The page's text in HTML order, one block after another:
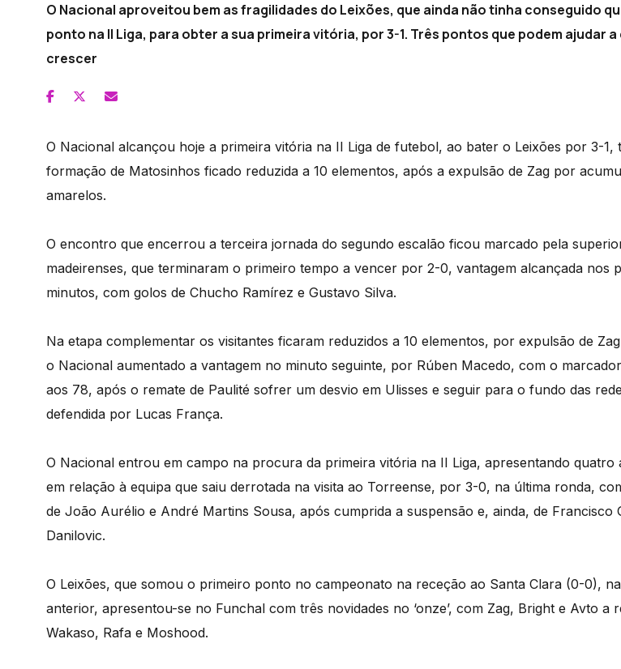
O Nacional aproveitou bem as fragilidades do Leixões, que ainda não tinha conseguido
ponto na II Liga, para obter a sua primeira vitória, por 3-1. Três pontos que podem ajudar a
crescer
O Nacional alcançou hoje a primeira vitória na II Liga de futebol, ao bater o Leixões por 3-1,
formação de Matosinhos ficado reduzida a 10 elementos, após a expulsão de Zag por
amarelos.
O encontro que encerrou a terceira jornada do segundo escalão ficou marcado pela
madeirenses, que terminaram o primeiro tempo a vencer por 2-0, vantagem alcançada nos
minutos, com golos de Chucho Ramírez e Gustavo Silva.
Na etapa complementar os visitantes ficaram reduzidos a 10 elementos, por expulsão de
o Nacional aumentado a vantagem no minuto seguinte, por Rúben Macedo, com o
aos 78, após o remate de Paulité sofrer um desvio em Ulisses e seguir para o fundo das
defendida por Lucas França.
O Nacional entrou em campo na procura da primeira vitória na II Liga, apresentando quatro
em relação à equipa que saiu derrotada na visita ao Torreense, por 3-0, na última ronda,
de João Aurélio e André Martins Sousa, após cumprida a suspensão e, ainda, de Francisco
Danilovic.
O Leixões, que somou o primeiro ponto no campeonato na receção ao Santa Clara (0-0),
anterior, apresentou-se no Funchal com três novidades no ‘onze’, com Zag, Bright e Avto a
Wakaso, Rafa e Moshood.